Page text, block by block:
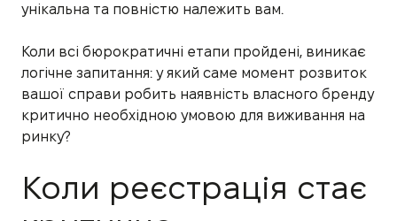
унікальна та повністю належить вам.
Коли всі бюрократичні етапи пройдені, виникає
логічне запитання: у який саме момент розвиток
вашої справи робить наявність власного бренду
критично необхідною умовою для виживання на
ринку?
Коли реєстрація стає